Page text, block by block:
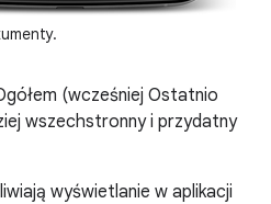
(wcześniej Ostatnio
wszechstronny i przydatny
wyświetlanie w aplikacji